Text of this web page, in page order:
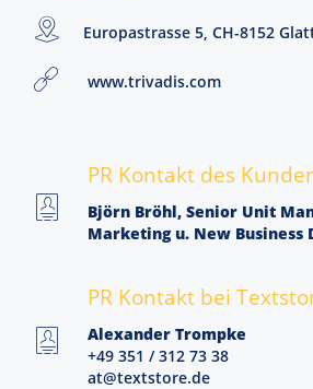
Europastrasse 5, CH-8152
www.trivadis.com
PR Kontakt des
Björn Bröhl, Senior Unit
Marketing u. New Business
PR Kontakt bei
Alexander Trompke
+49 351 / 312 73 38
at@textstore.de